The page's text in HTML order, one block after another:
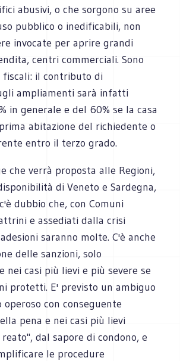
abusivi, o che sorgono su aree
pubblico o inedificabili, non
invocate per aprire grandi
centri commerciali. Sono
fiscali: il contributo di
ampliamenti sarà infatti
in generale e del 60% se la casa
abitazione del richiedente o
entro il terzo grado.
che verrà proposta alle Regioni,
di Veneto e Sardegna,
dubbio che, con Comuni
e assediati dalla crisi
saranno molte. C'è anche
delle sanzioni, solo
nei casi più lievi e più severe se
protetti. E' previsto un ambiguo
operoso con conseguente
pena e nei casi più lievi
dal sapore di condono, e
le procedure